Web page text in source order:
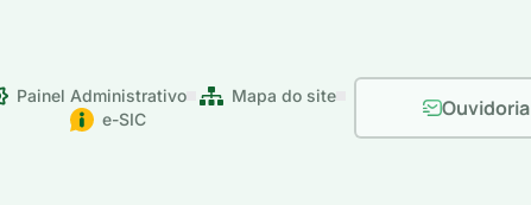
Painel Administrativo
Mapa do site
e-SIC
Ouvidoria